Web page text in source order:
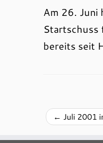
Am 26. Juni
Startschuss
bereits seit
← Juli 2001